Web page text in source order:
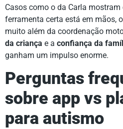
Casos como o da Carla mostram
ferramenta certa está em mãos,
muito além da coordenação
da criança e a confiança da
ganham um impulso enorme.
Perguntas
sobre app vs
para autismo